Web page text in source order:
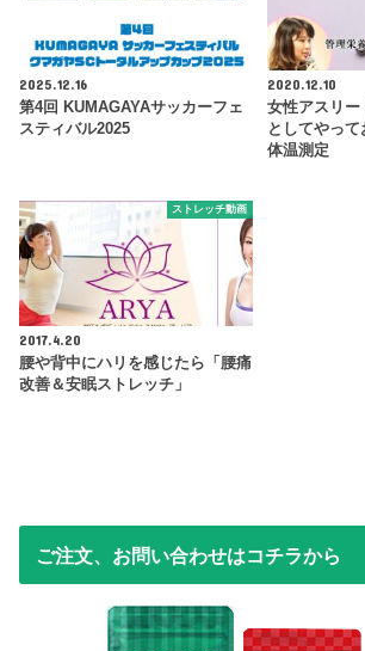
2025.12.16
第4回 KUMAGAYAサッカーフェ
スティバル2025
2020.12.10
女性アスリー
としてやっ
体温測定
ストレッチ動画
2017.4.20
腰や背中にハリを感じたら「腰痛
改善＆安眠ストレッチ」
ご注文、お問い合わせはコチラから